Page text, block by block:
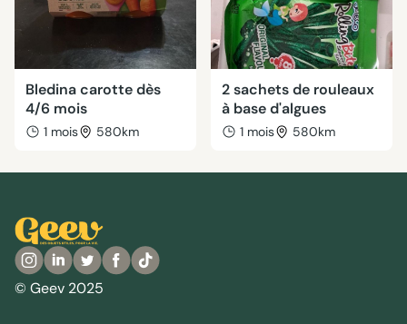
Bledina carotte dès
4/6 mois
1 mois 580km
2 sachets de rouleaux
à base d'algues
1 mois 580km
© Geev 2025